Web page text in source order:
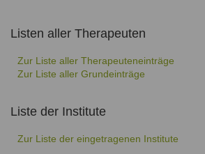
Listen aller Therapeuten
Zur Liste aller Therapeuteneinträge
Zur Liste aller Grundeinträge
Liste der Institute
Zur Liste der eingetragenen Institute